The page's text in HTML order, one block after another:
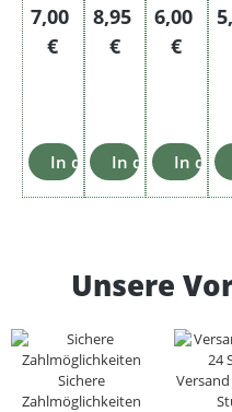
Regulärer Preis:
7,00
€
In den Warenkorb
Regulärer
8,95
€
In den
6,00
€
In den
Unsere
Sichere
Zahlmöglichkeiten